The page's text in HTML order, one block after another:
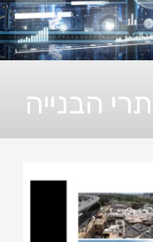
הבנייה